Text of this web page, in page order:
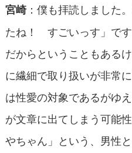
宮崎：僕も拝読しました
たね！ すごいっす」で
だからということもある
に繊細で取り扱いが非常
は性愛の対象であるがゆ
が文章に出てしまう可能
やちゃん」という、男性